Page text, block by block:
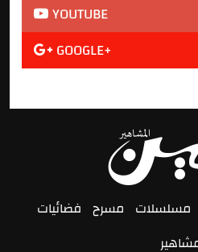
YOUTUBE
GOOGLE+
مسلسلات مسرح فضائيات